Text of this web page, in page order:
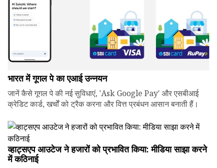
भारत में गूगल पे का एआई उन्नयन
जानें कैसे गूगल पे की नई सुविधाएं, 'Ask Google Pay' और एसबीआई
क्रेडिट कार्ड, खर्चों को ट्रैक करना और वित्त प्रबंधन आसान बनाती हैं।
व्हाट्सएप आउटेज ने हजारों को प्रभावित किया: मीडिया साझा करने
में कठिनाई